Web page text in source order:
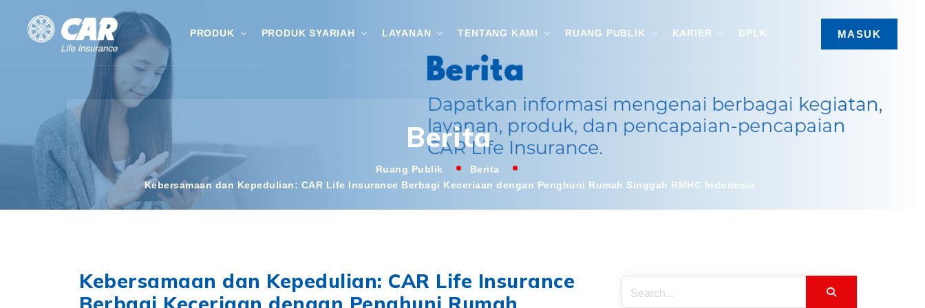
PRODUK PRODUK SYARIAH LAYANAN TENTANG KAMI RUANG PUBLIK KARIER DPLK MASUK
Berita
Ruang Publik
Berita
Kebersamaan dan Kepedulian: CAR Life Insurance Berbagi Keceriaan dengan Penghuni Rumah Singgah RMHC Indonesia
Kebersamaan dan Kepedulian: CAR Life Insurance